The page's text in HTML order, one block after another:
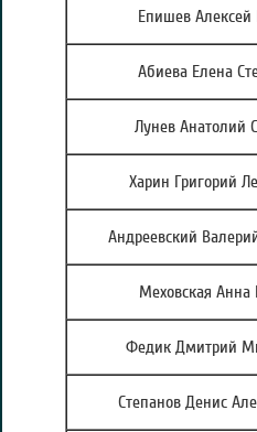
Епишев Алексей
Абиева Елена
Лунев Анатолий
Харин Григорий
Андреевский
Меховская Анна
Федик Дмитрий
Степанов Денис